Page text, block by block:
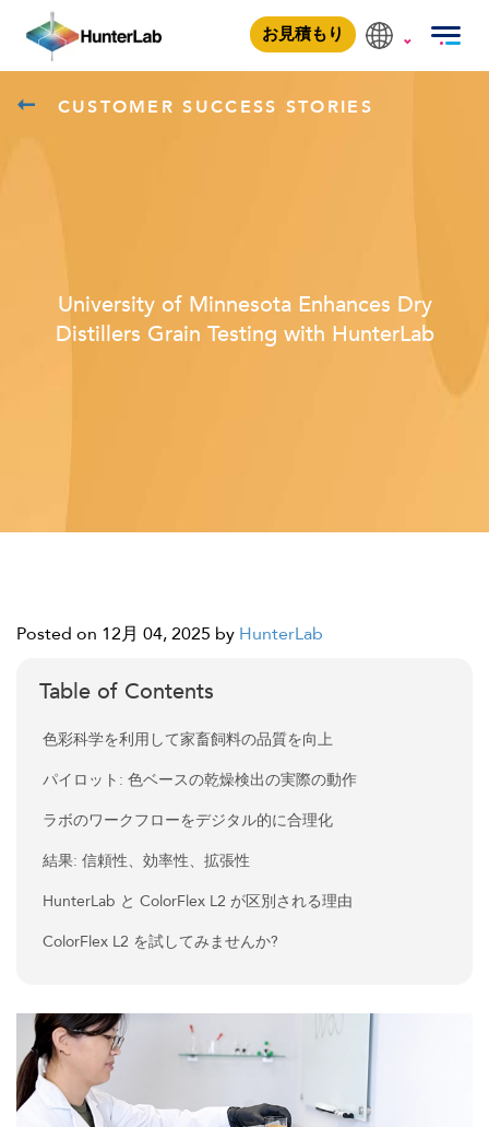
お見積もり
yellownew
CUSTOMER SUCCESS STORIES
University of Minnesota Enhances Dry
Distillers Grain Testing with HunterLab
Posted on 12月 04, 2025 by HunterLab
Table of Contents
色彩科学を利用して家畜飼料の品質を向上
パイロット: 色ベースの乾燥検出の実際の動作
ラボのワークフローをデジタル的に合理化
結果: 信頼性、効率性、拡張性
HunterLab と ColorFlex L2 が区別される理由
ColorFlex L2 を試してみませんか?